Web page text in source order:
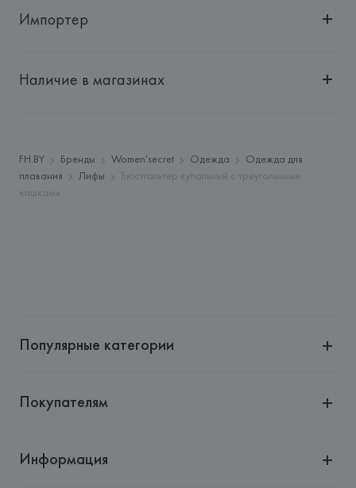
Импортер
"БелВиринея"
Адрес:
ИСПАНИЯ, EUROFIEL CONFECCION S.A., AVDA
LLANO CASTELLANO, NUM. 51 28034 MADRID,
Страна происхождения товара:
Наличие в магазинах
FH.BY Бренды Women'secret Одежда
Одежда для
плавания
Лифы
Бюстгальтер купальный с треугольными
чашками
Популярные категории
Покупателям
Информация